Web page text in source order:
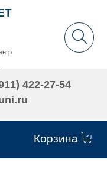
Корзина
422-27-54